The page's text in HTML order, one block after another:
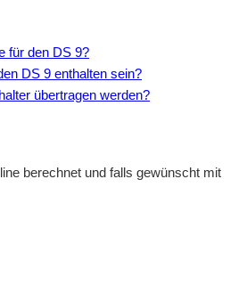
für den DS 9?
DS 9 enthalten sein?
übertragen werden?
berechnet und falls gewünscht mit